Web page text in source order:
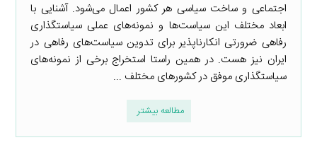
اجتماعی و ساخت سیاسی هر کشور اعمال می‌شود. آشنایی با
ابعاد مختلف این سیاست‌ها و نمونه‌های عملی سیاستگذاری
رفاهی ضرورتی انکارناپذیر برای تدوین سیاست‌های رفاهی در
ایران نیز هست. در همین راستا استخراج برخی از نمونه‌های
سیاستگذاری موفق در کشورهای مختلف ...
مطالعه بیشتر